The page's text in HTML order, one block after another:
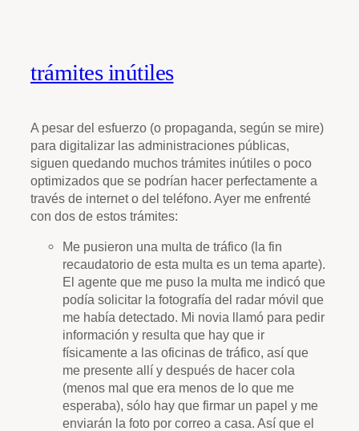
trámites inútiles
A pesar del esfuerzo (o propaganda, según se mire)
para digitalizar las administraciones públicas,
siguen quedando muchos trámites inútiles o poco
optimizados que se podrían hacer perfectamente a
través de internet o del teléfono. Ayer me enfrenté
con dos de estos trámites:
Me pusieron una multa de tráfico (la fin
recaudatorio de esta multa es un tema aparte).
El agente que me puso la multa me indicó que
podía solicitar la fotografía del radar móvil que
me había detectado. Mi novia llamó para pedir
información y resulta que hay que ir
físicamente a las oficinas de tráfico, así que
me presente allí y después de hacer cola
(menos mal que era menos de lo que me
esperaba), sólo hay que firmar un papel y me
enviarán la foto por correo a casa. Así que el